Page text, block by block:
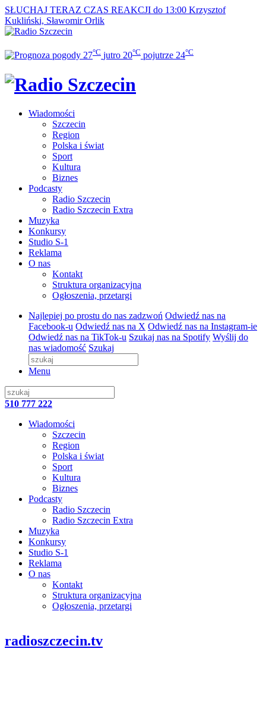
SŁUCHAJ TERAZ CZAS REAKCJI do 13:00 Krzysztof
Kukliński, Sławomir Orlik
27°C jutro 20°C pojutrze 24°C
Wiadomości
Szczecin
Region
Polska i świat
Sport
Kultura
Biznes
Podcasty
Radio Szczecin
Radio Szczecin Extra
Muzyka
Konkursy
Studio S-1
Reklama
O nas
Kontakt
Struktura organizacyjna
Ogłoszenia, przetargi
Najlepiej po prostu do nas zadzwoń Odwiedź nas na
Facebook-u Odwiedź nas na X Odwiedź nas na Instagram-ie
Odwiedź nas na TikTok-u Szukaj nas na Spotify Wyślij do
nas wiadomość Szukaj
Menu
510 777 222
Wiadomości
Szczecin
Region
Polska i świat
Sport
Kultura
Biznes
Podcasty
Radio Szczecin
Radio Szczecin Extra
Muzyka
Konkursy
Studio S-1
Reklama
O nas
Kontakt
Struktura organizacyjna
Ogłoszenia, przetargi
radioszczecin.tv